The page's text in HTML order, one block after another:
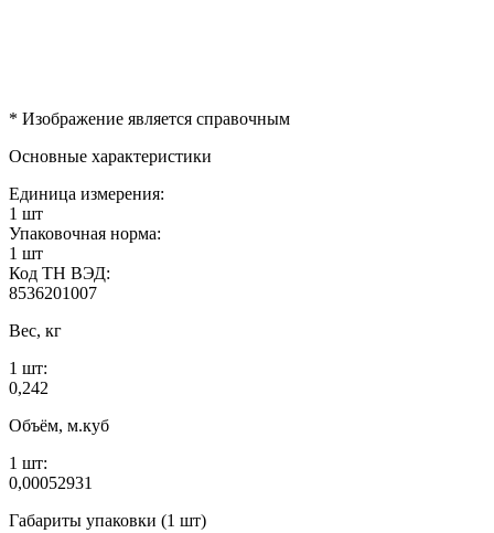
* Изображение является справочным
Основные характеристики
Единица измерения:
1 шт
Упаковочная норма:
1 шт
Код ТН ВЭД:
8536201007
Вес, кг
1 шт:
0,242
Объём, м.куб
1 шт:
0,00052931
Габариты упаковки (1 шт)